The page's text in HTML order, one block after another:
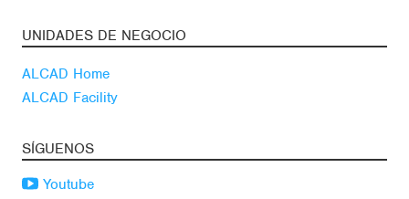
UNIDADES DE NEGOCIO
ALCAD Home
ALCAD Facility
SÍGUENOS
Youtube